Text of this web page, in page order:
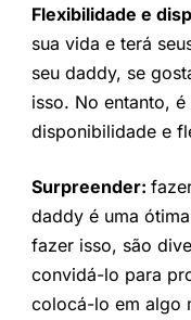
Flexibilidade e
sua vida e terá
seu daddy, se
isso. No entanto,
disponibilidade e
Surpreender:
daddy é uma
fazer isso, são
convidá-lo para
colocá-lo em algo